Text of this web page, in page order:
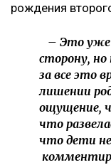
рождения
– Это уже
сторону,
за все это
лишении
ощущение,
что
что дети